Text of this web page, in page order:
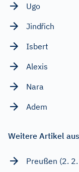
Ugo
Jindřich
Isbert
Alexis
Nara
Adem
Weitere Artikel
Preußen (2.